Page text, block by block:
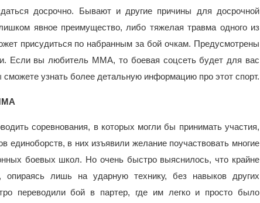
досрочно. Бывают и другие причины для досрочной
явное преимущество, либо тяжелая травма одного из
присудиться по набранным за бой очкам. Предусмотрены
Если вы любитель ММА, то боевая соцсеть будет для вас
узнать более детальную информацию про этот спорт.
соревнования, в которых могли бы принимать участия,
единоборств, в них изъявили желание поучаствовать многие
боевых школ. Но очень быстро выяснилось, что крайне
опираясь лишь на ударную технику, без навыков других
переводили бой в партер, где им легко и просто было